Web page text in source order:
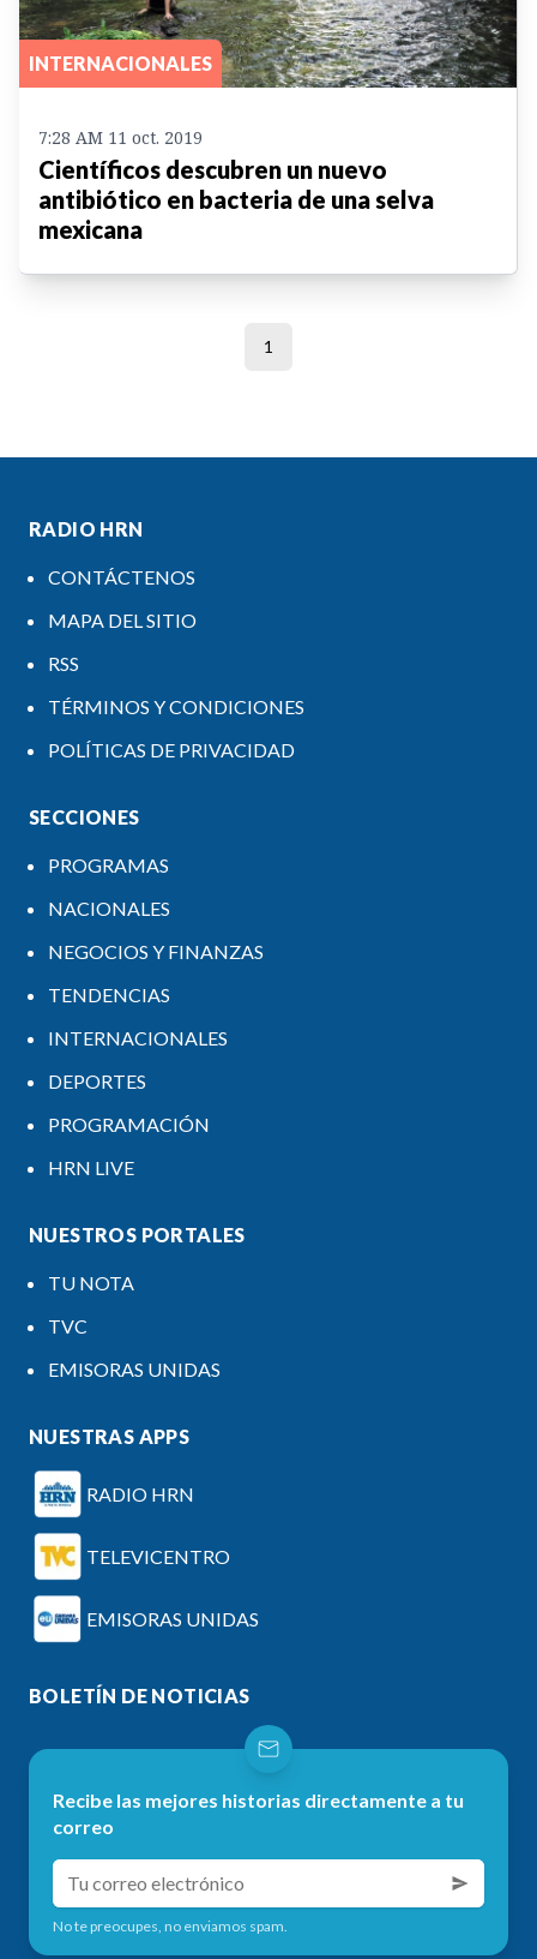
INTERNACIONALES
7:28 AM 11 oct. 2019
Científicos descubren un nuevo
antibiótico en bacteria de una selva
mexicana
1
RADIO HRN
CONTÁCTENOS
MAPA DEL SITIO
RSS
TÉRMINOS Y CONDICIONES
POLÍTICAS DE PRIVACIDAD
SECCIONES
PROGRAMAS
NACIONALES
NEGOCIOS Y FINANZAS
TENDENCIAS
INTERNACIONALES
DEPORTES
PROGRAMACIÓN
HRN LIVE
NUESTROS PORTALES
TU NOTA
TVC
EMISORAS UNIDAS
NUESTRAS APPS
RADIO HRN
TELEVICENTRO
EMISORAS UNIDAS
BOLETÍN DE NOTICIAS
Recibe las mejores historias directamente a tu
correo
No te preocupes, no enviamos spam.